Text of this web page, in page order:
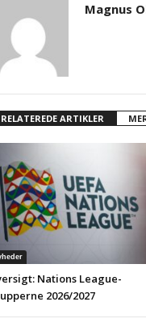
Magnus
RELATEREDE ARTIKLER
Nations League-
2026/2027